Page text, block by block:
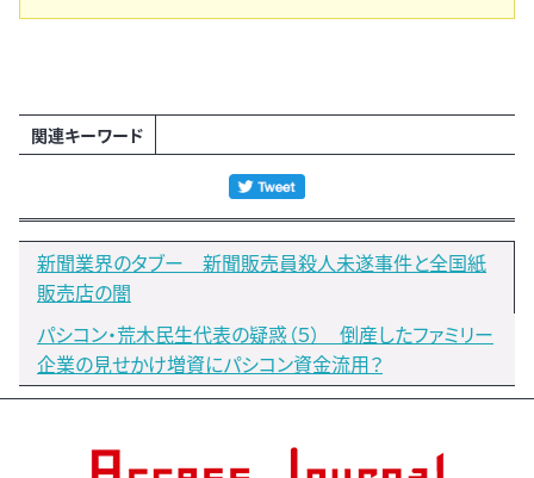
関連キーワード
新聞業界のタブー 新聞販売員殺人未遂事件と全国紙
販売店の闇
パシコン・荒木民生代表の疑惑（５） 倒産したファミリー
企業の見せかけ増資にパシコン資金流用？